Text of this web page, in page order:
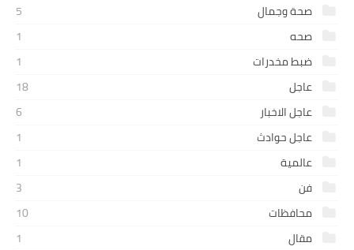
صحة وجمال
5
صحه
1
ضبط مخدرات
1
عاجل
18
عاجل الاخبار
6
عاجل حوادث
1
عالمية
1
فن
3
محافظات
10
مقال
1